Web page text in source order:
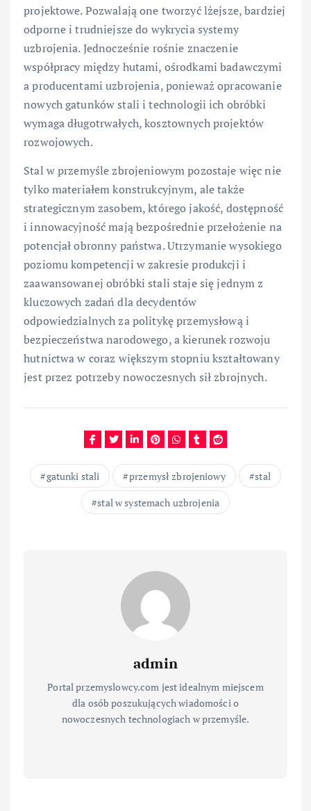
projektowe. Pozwalają one tworzyć lżejsze, bardziej
odporne i trudniejsze do wykrycia systemy
uzbrojenia. Jednocześnie rośnie znaczenie
współpracy między hutami, ośrodkami badawczymi
a producentami uzbrojenia, ponieważ opracowanie
nowych gatunków stali i technologii ich obróbki
wymaga długotrwałych, kosztownych projektów
rozwojowych.
Stal w przemyśle zbrojeniowym pozostaje więc nie
tylko materiałem konstrukcyjnym, ale także
strategicznym zasobem, którego jakość, dostępność
i innowacyjność mają bezpośrednie przełożenie na
potencjał obronny państwa. Utrzymanie wysokiego
poziomu kompetencji w zakresie produkcji i
zaawansowanej obróbki stali staje się jednym z
kluczowych zadań dla decydentów
odpowiedzialnych za politykę przemysłową i
bezpieczeństwa narodowego, a kierunek rozwoju
hutnictwa w coraz większym stopniu kształtowany
jest przez potrzeby nowoczesnych sił zbrojnych.
gatunki stali przemysł zbrojeniowy
stal
stal w systemach uzbrojenia
admin
Portal przemyslowcy.com jest idealnym miejscem
dla osób poszukujących wiadomości o
nowoczesnych technologiach w przemyśle.